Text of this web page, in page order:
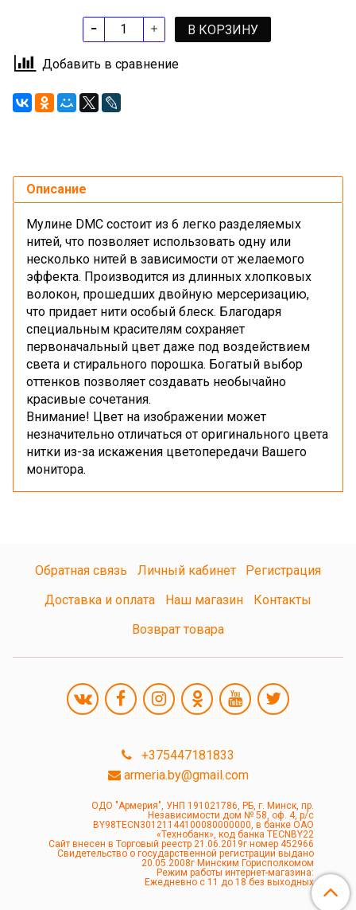
В КОРЗИНУ
Добавить в сравнение
Описание
Мулине DMC состоит из 6 легко разделяемых
нитей, что позволяет использовать одну или
несколько нитей в зависимости от желаемого
эффекта. Производится из длинных хлопковых
волокон, прошедших двойную мерсеризацию,
что придает нити особый блеск. Благодаря
специальным красителям сохраняет
первоначальный цвет даже под воздействием
света и стирального порошка. Богатый выбор
оттенков позволяет создавать необычайно
красивые сочетания.
Внимание! Цвет на изображении может
незначительно отличаться от оригинального цвета
нитки из-за искажения цветопередачи Вашего
монитора.
Обратная связь Личный кабинет
Регистрация
Доставка и оплата
Наш магазин
Контакты
Возврат товара
+375447181833
armeria.by@gmail.com
ОДО "Армерия", УНП 191021786, РБ, г. Минск, пр.
Независимости дом № 58, оф. 4, р/с
BY98TECN30121144100080000000, в банке ОАО
«Технобанк», код банка TECNBY22
Сайт внесен в Торговый реестр 21.06.2019г номер 452966
Свидетельство о государственной регистрации выдано
20.05.2008г Минским Горисполкомом
Режим работы интернет-магазина:
Ежедневно с 11 до 18 без выходных